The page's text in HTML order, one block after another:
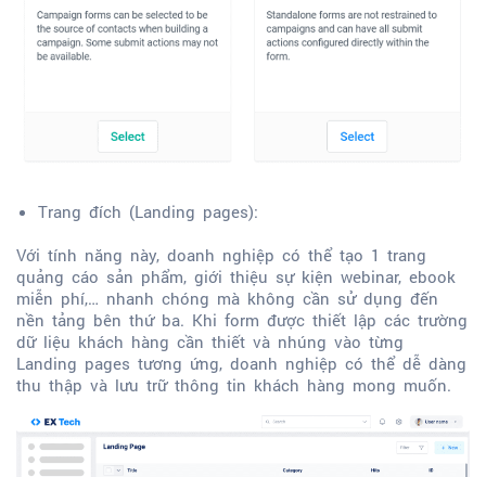
Trang đích (Landing pages):
Với tính năng này, doanh nghiệp có thể tạo 1 trang
quảng cáo sản phẩm, giới thiệu sự kiện webinar, ebook
miễn phí,… nhanh chóng mà không cần sử dụng đến
nền tảng bên thứ ba. Khi form được thiết lập các trường
dữ liệu khách hàng cần thiết và nhúng vào từng
Landing pages tương ứng, doanh nghiệp có thể dễ dàng
thu thập và lưu trữ thông tin khách hàng mong muốn.